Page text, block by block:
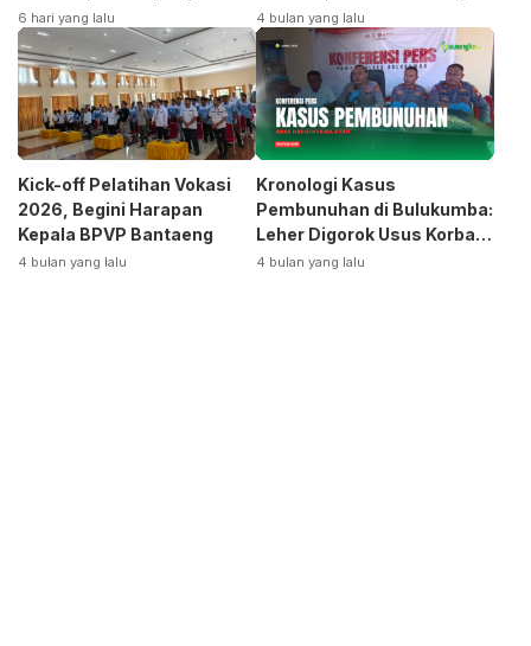
Terpecah
6 hari yang lalu
Siap Bangkitkan Jurusan
Otomotif
4 bulan yang lalu
Kick-off Pelatihan Vokasi
2026, Begini Harapan
Kepala BPVP Bantaeng
4 bulan yang lalu
Kronologi Kasus
Pembunuhan di Bulukumba:
Leher Digorok Usus Korban
Dikeluarkan
4 bulan yang lalu